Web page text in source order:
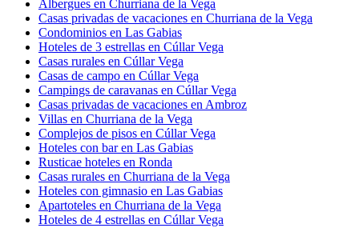
Albergues en Churriana de la Vega
Casas privadas de vacaciones en Churriana de la Vega
Condominios en Las Gabias
Hoteles de 3 estrellas en Cúllar Vega
Casas rurales en Cúllar Vega
Casas de campo en Cúllar Vega
Campings de caravanas en Cúllar Vega
Casas privadas de vacaciones en Ambroz
Villas en Churriana de la Vega
Complejos de pisos en Cúllar Vega
Hoteles con bar en Las Gabias
Rusticae hoteles en Ronda
Casas rurales en Churriana de la Vega
Hoteles con gimnasio en Las Gabias
Apartoteles en Churriana de la Vega
Hoteles de 4 estrellas en Cúllar Vega